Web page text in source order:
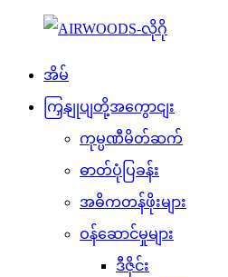
အိမ်
ကြှနျုပျတို့အကွောငျး
ကုမ္ပဏီမိတ်ဆက်
ဓာတ်ပုံပြခန်း
အဓိကတန်ဖိုးများ
ဝန်ဆောင်မှုများ
ဒီဇိုင်း